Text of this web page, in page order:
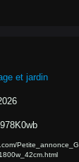
et jardin